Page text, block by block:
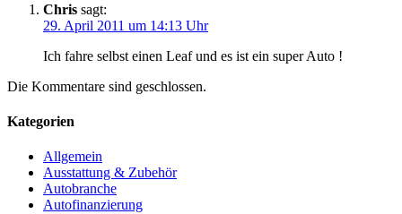
Chris sagt:
29. April 2011 um 14:13 Uhr
Ich fahre selbst einen Leaf und es ist ein super Auto !
Die Kommentare sind geschlossen.
Kategorien
Allgemein
Ausstattung & Zubehör
Autobranche
Autofinanzierung